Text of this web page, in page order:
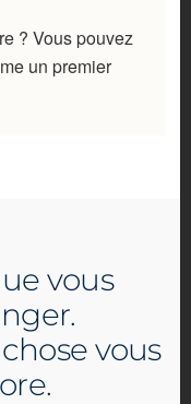
? Vous pouvez
un premier
vous
vous